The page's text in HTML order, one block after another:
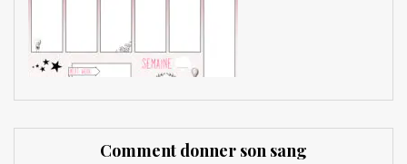
Comment donner son sang